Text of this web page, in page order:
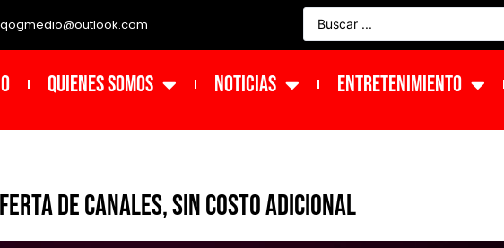
qogmedio@outlook.com
Quienes Somos NOTICIAS ENTRETENIMIENTO
de canales, sin costo adicional